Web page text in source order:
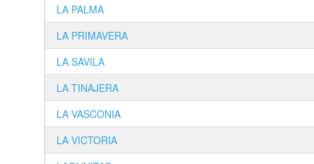
LA PALMA
LA PRIMAVERA
LA SAVILA
LA TINAJERA
LA VASCONIA
LA VICTORIA